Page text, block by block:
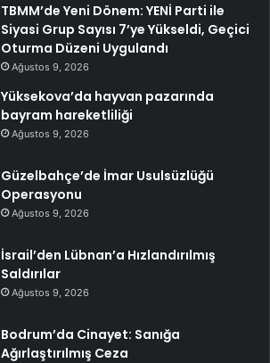
TBMM’de Yeni Dönem: YENİ Parti ile
Siyasi Grup Sayısı 7’ye Yükseldi, Geçici
Oturma Düzeni Uygulandı
Ağustos 9, 2026
Yüksekova’da hayvan pazarında
bayram hareketliliği
Ağustos 9, 2026
Güzelbahçe’de İmar Usulsüzlüğü
Operasyonu
Ağustos 9, 2026
İsrail’den Lübnan’a Hızlandırılmış
Saldırılar
Ağustos 9, 2026
Bodrum’da Cinayet: Sanığa
Ağırlaştırılmış Ceza